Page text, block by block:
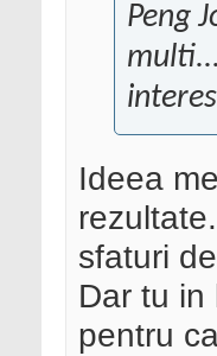
Peng
Ideea
sfaturi
Dar tu
pentru